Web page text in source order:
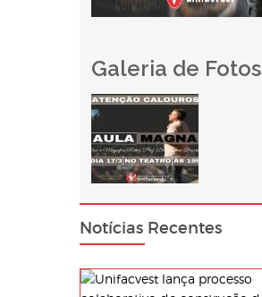
Galeria de Fotos
Notícias Recentes